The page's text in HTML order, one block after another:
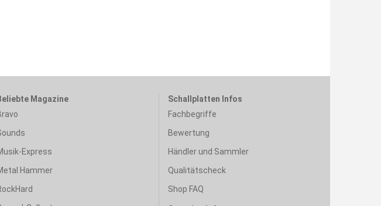
Magazine
Express
Hammer
Schallplatten Infos
Fachbegriffe
Bewertung
Händler und Sammler
Qualitätscheck
Shop FAQ